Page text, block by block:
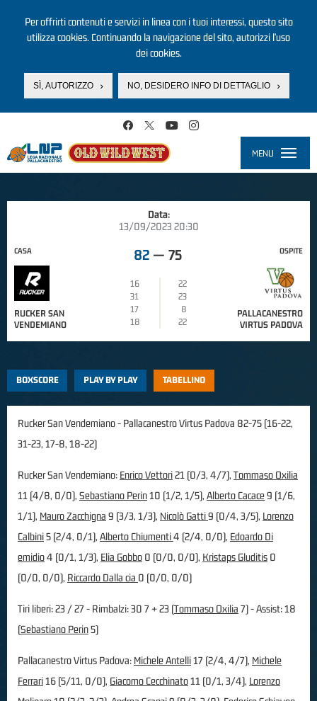
Per offrirti contenuti e servizi in linea con i tuoi interessi, questo sito
utilizza cookies. Continuando la navigazione del sito, autorizzi l’uso
dei cookies.
SÌ, AUTORIZZO NO, DESIDERO INFO DI DETTAGLIO
MENU
Data:
13/09/2023 20:30
CASA
RUCKER SAN
VENDEMIANO
82 — 75
16
22
31
23
17
8
18
22
OSPITE
PALLACANESTRO
VIRTUS PADOVA
BOXSCORE PLAY BY PLAY TABELLINO
Rucker San Vendemiano - Pallacanestro Virtus Padova 82-75 (16-22,
31-23, 17-8, 18-22)
Rucker San Vendemiano: Enrico Vettori21 (0/3, 4/7), Tommaso Oxilia
11 (4/8, 0/0), Sebastiano Perin10 (1/2, 1/5), Alberto Cacace9 (1/6,
1/1), Mauro Zacchigna 9 (3/3, 1/3), Nicolò Gatti9 (0/4, 3/5), Lorenzo
Calbini5 (2/4, 0/1), Alberto Chiumenti4 (2/4, 0/0), Edoardo Di
emidio4 (0/1, 1/3), Elia Gobbo 0 (0/0, 0/0), Kristaps Gluditis 0
(0/0, 0/0), Riccardo Dalla cia 0 (0/0, 0/0)
Tiri liberi: 23 / 27 - Rimbalzi: 30 7 + 23 (Tommaso Oxilia 7) - Assist: 18
(Sebastiano Perin5)
Pallacanestro Virtus Padova: Michele Antelli17 (2/4, 4/7), Michele
Ferrari16 (5/11, 0/0), Giacomo Cecchinato11 (0/1, 3/4), Lorenzo